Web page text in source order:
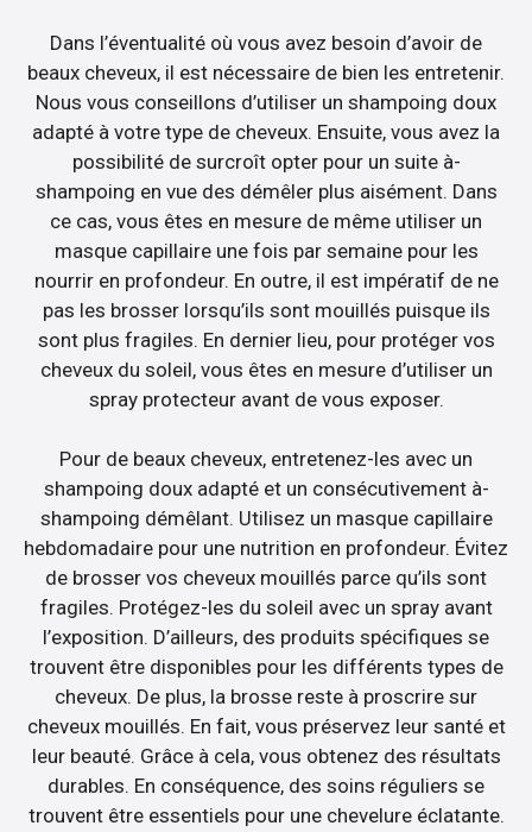
Dans l’éventualité où vous avez besoin d’avoir de
beaux cheveux, il est nécessaire de bien les entretenir.
Nous vous conseillons d’utiliser un shampoing doux
adapté à votre type de cheveux. Ensuite, vous avez la
possibilité de surcroît opter pour un suite à-
shampoing en vue des démêler plus aisément. Dans
ce cas, vous êtes en mesure de même utiliser un
masque capillaire une fois par semaine pour les
nourrir en profondeur. En outre, il est impératif de ne
pas les brosser lorsqu’ils sont mouillés puisque ils
sont plus fragiles. En dernier lieu, pour protéger vos
cheveux du soleil, vous êtes en mesure d’utiliser un
spray protecteur avant de vous exposer.
Pour de beaux cheveux, entretenez-les avec un
shampoing doux adapté et un consécutivement à-
shampoing démêlant. Utilisez un masque capillaire
hebdomadaire pour une nutrition en profondeur. Évitez
de brosser vos cheveux mouillés parce qu’ils sont
fragiles. Protégez-les du soleil avec un spray avant
l’exposition. D’ailleurs, des produits spécifiques se
trouvent être disponibles pour les différents types de
cheveux. De plus, la brosse reste à proscrire sur
cheveux mouillés. En fait, vous préservez leur santé et
leur beauté. Grâce à cela, vous obtenez des résultats
durables. En conséquence, des soins réguliers se
trouvent être essentiels pour une chevelure éclatante.